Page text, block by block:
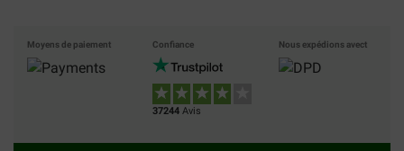
Moyens de paiement Confiance
37244 Avis
Nous expédions avect